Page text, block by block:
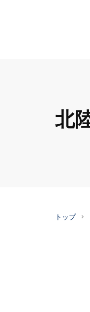
北
トップ